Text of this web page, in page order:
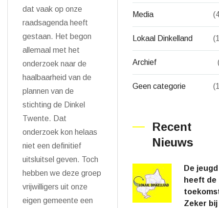
dat vaak op onze
raadsagenda heeft
gestaan. Het begon
allemaal met het
onderzoek naar de
haalbaarheid van de
plannen van de
stichting de Dinkel
Twente. Dat
onderzoek kon helaas
niet een definitief
uitsluitsel geven. Toch
hebben we deze groep
vrijwilligers uit onze
eigen gemeente een
Media
Lokaal Dinkelland
Archief
Geen categorie
Recent
Nieuws
De jeugd
heeft de
Zeker bij